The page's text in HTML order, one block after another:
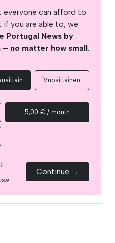
can afford to
if you are able to, we
Portugal News by
no matter how small.
Vuosittainen
5,00 € / month
Continue →